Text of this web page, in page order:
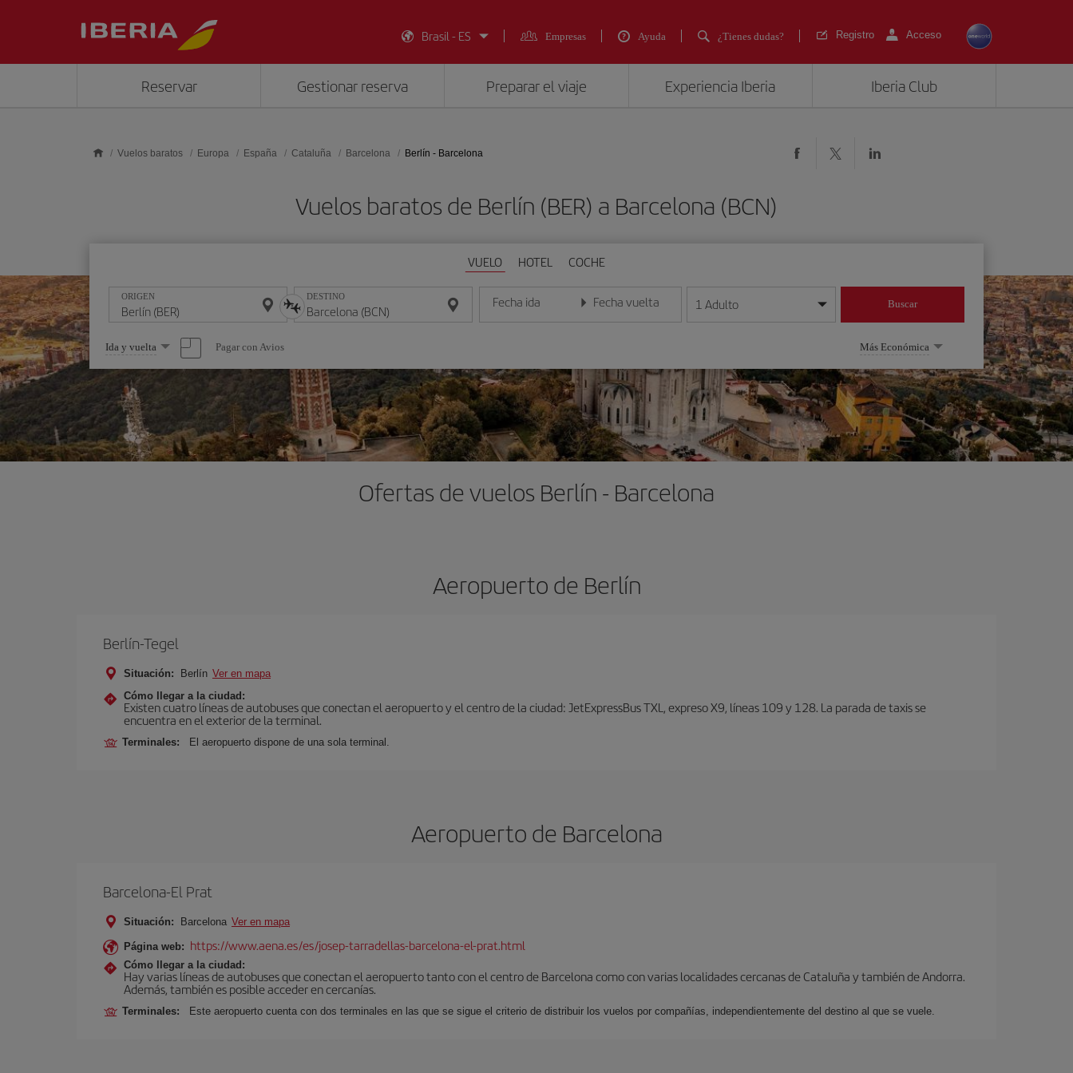
Brasil - ES
Empresas Ayuda ¿Tienes dudas? Registro Acceso
Reservar Gestionar reserva Preparar el viaje Experiencia Iberia Iberia Club
Vuelos baratos Europa España Cataluña Barcelona Berlín - Barcelona
Vuelos baratos de Berlín (BER) a Barcelona (BCN)
VUELO HOTEL COCHE
ORIGEN DESTINO Fecha ida
Introduce la fecha en formato día/mes/año
Fecha vuelta
Introduce la fecha en formato día/mes/año
1 Adulto Buscar
Seleccione
una
opción
Ida y vuelta Pagar con Avios Más Económica
Ofertas de vuelos Berlín - Barcelona
Aeropuerto de Berlín
Berlín-Tegel
Situación: Berlín Ver en mapa
Cómo llegar a la ciudad:
Existen cuatro líneas de autobuses que conectan el aeropuerto y el centro de la ciudad: JetExpressBus TXL, expreso X9, lí­neas 109 y 128. La parada de taxis se
encuentra en el exterior de la terminal.
Terminales: El aeropuerto dispone de una sola terminal.
Aeropuerto de Barcelona
Barcelona-El Prat
Situación: Barcelona Ver en mapa
Página web: https://www.aena.es/es/josep-tarradellas-barcelona-el-prat.html
Cómo llegar a la ciudad:
Hay varias líneas de autobuses que conectan el aeropuerto tanto con el centro de Barcelona como con varias localidades cercanas de Cataluña y también de Andorra.
Además, también es posible acceder en cercanías.
Terminales: Este aeropuerto cuenta con dos terminales en las que se sigue el criterio de distribuir los vuelos por compañías, independientemente del destino al que se vuele.